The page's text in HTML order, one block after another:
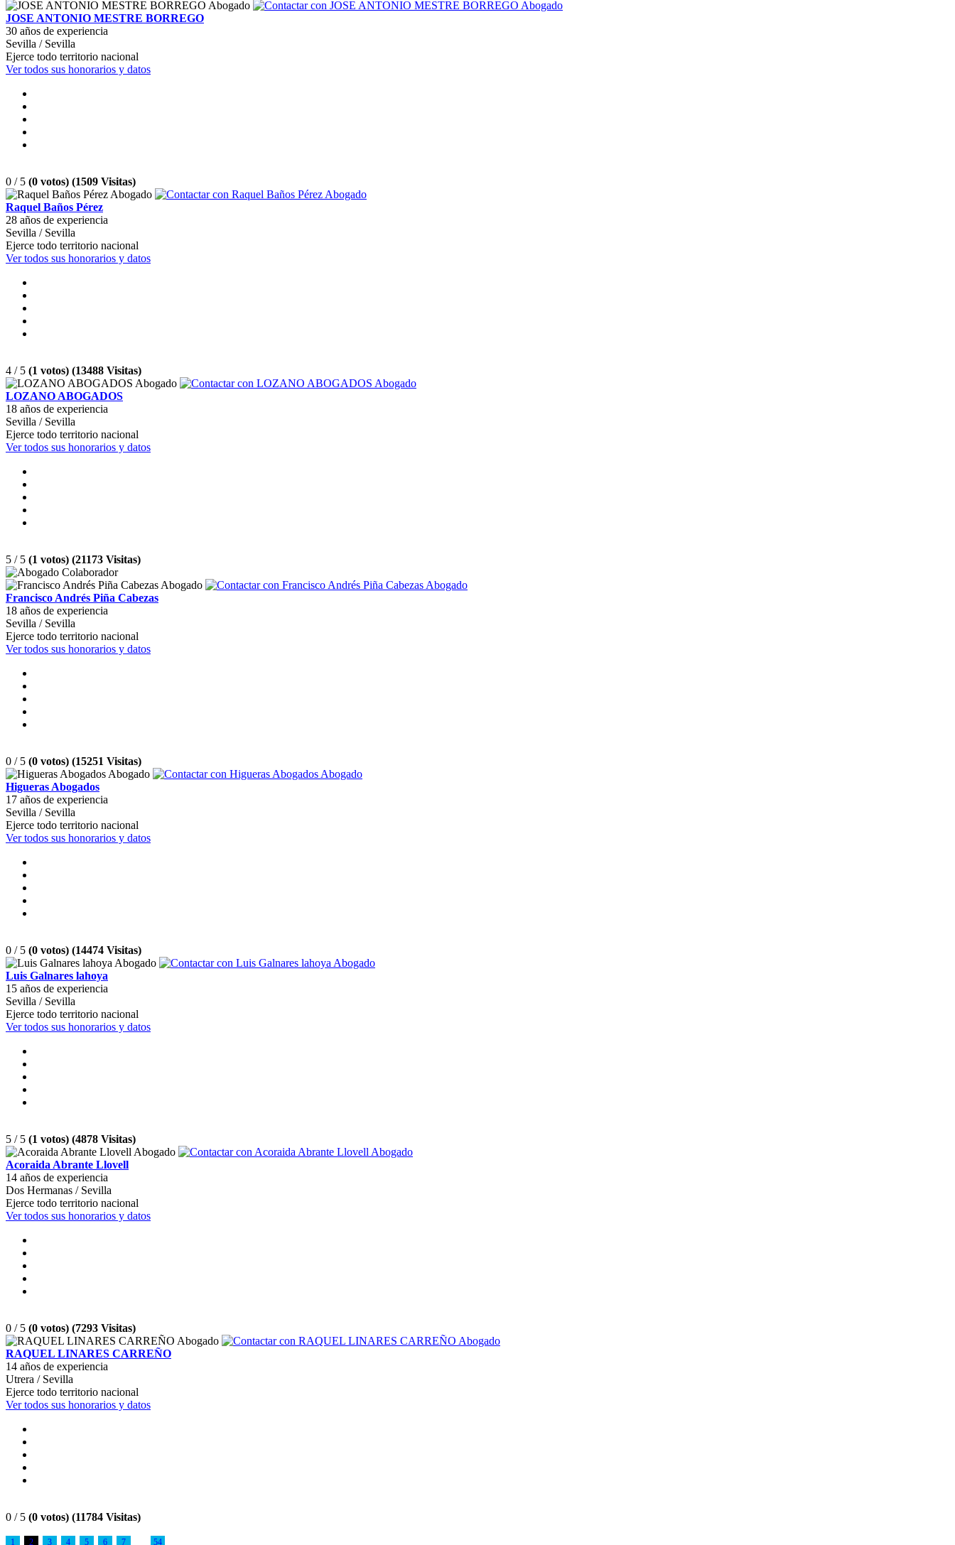
JOSE ANTONIO MESTRE BORREGO
30 años de experiencia
Sevilla / Sevilla
Ejerce todo territorio nacional
Ver todos sus honorarios y datos
0 / 5 (0 votos) (1509 Visitas)
Raquel Baños Pérez
28 años de experiencia
Sevilla / Sevilla
Ejerce todo territorio nacional
Ver todos sus honorarios y datos
4 / 5 (1 votos) (13488 Visitas)
LOZANO ABOGADOS
18 años de experiencia
Sevilla / Sevilla
Ejerce todo territorio nacional
Ver todos sus honorarios y datos
5 / 5 (1 votos) (21173 Visitas)
Francisco Andrés Piña Cabezas
18 años de experiencia
Sevilla / Sevilla
Ejerce todo territorio nacional
Ver todos sus honorarios y datos
0 / 5 (0 votos) (15251 Visitas)
Higueras Abogados
17 años de experiencia
Sevilla / Sevilla
Ejerce todo territorio nacional
Ver todos sus honorarios y datos
0 / 5 (0 votos) (14474 Visitas)
Luis Galnares lahoya
15 años de experiencia
Sevilla / Sevilla
Ejerce todo territorio nacional
Ver todos sus honorarios y datos
5 / 5 (1 votos) (4878 Visitas)
Acoraida Abrante Llovell
14 años de experiencia
Dos Hermanas / Sevilla
Ejerce todo territorio nacional
Ver todos sus honorarios y datos
0 / 5 (0 votos) (7293 Visitas)
RAQUEL LINARES CARREÑO
14 años de experiencia
Utrera / Sevilla
Ejerce todo territorio nacional
Ver todos sus honorarios y datos
0 / 5 (0 votos) (11784 Visitas)
1 2 3 4 5 6 7 54